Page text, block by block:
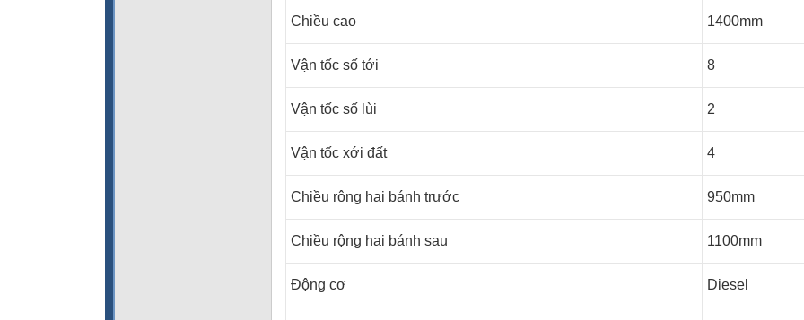
Chiều cao 1400mm
Vận tốc số tới 8
Vận tốc số lùi 2
Vận tốc xới đất 4
Chiều rộng hai bánh trước 950mm
Chiều rộng hai bánh sau 1100mm
Động cơ Diesel